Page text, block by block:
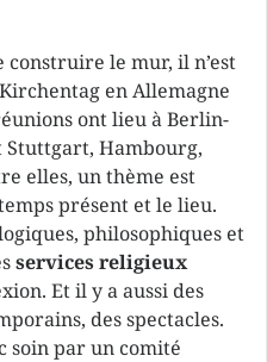
construire le mur, il n’est
en Allemagne
ont lieu à Berlin-
Stuttgart, Hambourg,
elles, un thème est
présent et le lieu.
philosophiques et
services religieux
Et il y a aussi des
des spectacles.
soin par un comité